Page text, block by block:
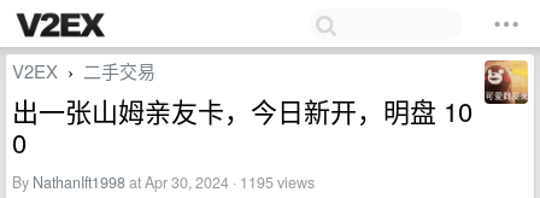
V2EX › 二手交易
出一张山姆亲友卡，今日新开，明盘 10
0
By NathanIft1998at Apr 30, 2024 · 1195 views